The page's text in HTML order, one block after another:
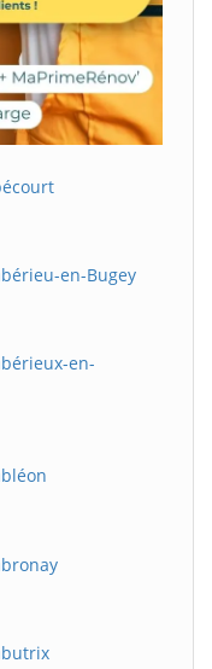
en-Bugey
en-